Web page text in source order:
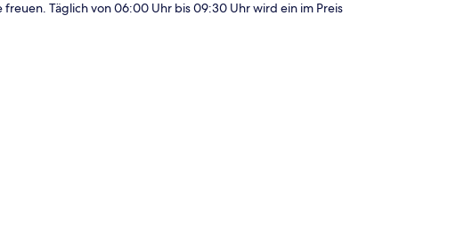
Täglich von 06:00 Uhr bis 09:30 Uhr wird ein im Preis